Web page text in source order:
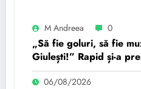
M Andreea 0
„Să fie goluri, să fie
Giulești!” Rapid și-a
recent transfer.
06/08/2026